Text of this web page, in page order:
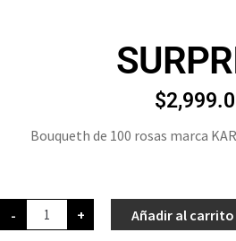
$
Bouqueth de 100 rosas marca
- + Añadir al carrito